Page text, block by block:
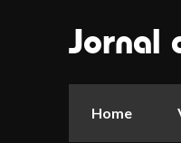
Jornal
Home